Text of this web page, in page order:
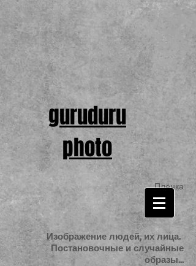
guruduru
photo
Плёнка
Изображение людей, их лица.
Постановочные и случайные
образы...